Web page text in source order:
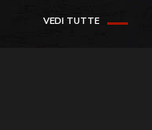
VEDI TUTTE